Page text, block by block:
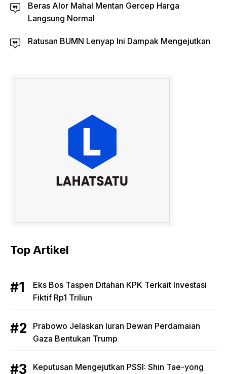
Beras Alor Mahal Mentan Gercep Harga
Langsung Normal
Ratusan BUMN Lenyap Ini Dampak Mengejutkan
Top Artikel
Eks Bos Taspen Ditahan KPK Terkait Investasi
Fiktif Rp1 Triliun
Prabowo Jelaskan Iuran Dewan Perdamaian
Gaza Bentukan Trump
Keputusan Mengejutkan PSSI: Shin Tae-yong